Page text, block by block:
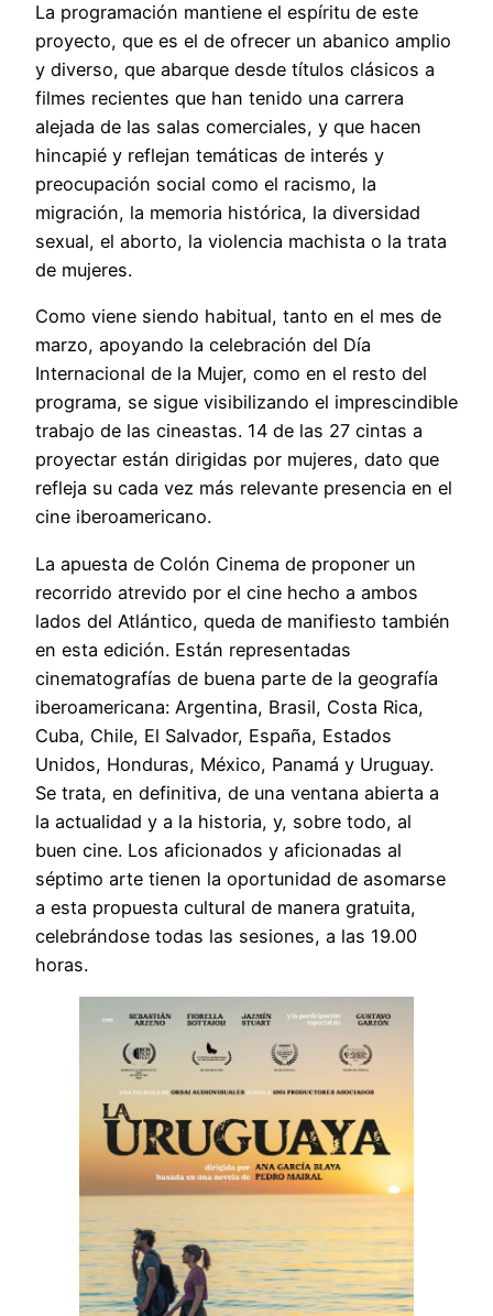
La programación mantiene el espíritu de este
proyecto, que es el de ofrecer un abanico amplio
y diverso, que abarque desde títulos clásicos a
filmes recientes que han tenido una carrera
alejada de las salas comerciales, y que hacen
hincapié y reflejan temáticas de interés y
preocupación social como el racismo, la
migración, la memoria histórica, la diversidad
sexual, el aborto, la violencia machista o la trata
de mujeres.
Como viene siendo habitual, tanto en el mes de
marzo, apoyando la celebración del Día
Internacional de la Mujer, como en el resto del
programa, se sigue visibilizando el imprescindible
trabajo de las cineastas. 14 de las 27 cintas a
proyectar están dirigidas por mujeres, dato que
refleja su cada vez más relevante presencia en el
cine iberoamericano.
La apuesta de Colón Cinema de proponer un
recorrido atrevido por el cine hecho a ambos
lados del Atlántico, queda de manifiesto también
en esta edición. Están representadas
cinematografías de buena parte de la geografía
iberoamericana: Argentina, Brasil, Costa Rica,
Cuba, Chile, El Salvador, España, Estados
Unidos, Honduras, México, Panamá y Uruguay.
Se trata, en definitiva, de una ventana abierta a
la actualidad y a la historia, y, sobre todo, al
buen cine. Los aficionados y aficionadas al
séptimo arte tienen la oportunidad de asomarse
a esta propuesta cultural de manera gratuita,
celebrándose todas las sesiones, a las 19.00
horas.